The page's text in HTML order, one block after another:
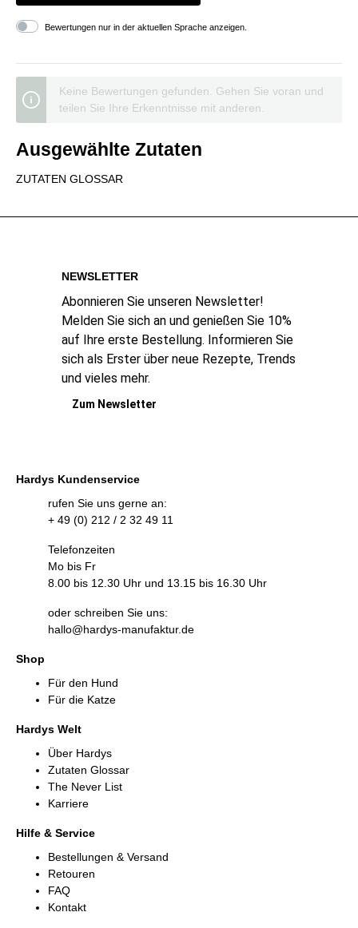
Bewertungen nur in der aktuellen Sprache anzeigen.
Keine Bewertungen gefunden. Gehen Sie voran und
teilen Sie Ihre Erkenntnisse mit anderen.
Ausgewählte Zutaten
ZUTATEN GLOSSAR
NEWSLETTER
Abonnieren Sie unseren Newsletter!
Melden Sie sich an und genießen Sie 10%
auf Ihre erste Bestellung. Informieren Sie
sich als Erster über neue Rezepte, Trends
und vieles mehr.
Zum Newsletter
Hardys Kundenservice
rufen Sie uns gerne an:
+ 49 (0) 212 / 2 32 49 11
Telefonzeiten
Mo bis Fr
8.00 bis 12.30 Uhr und 13.15 bis 16.30 Uhr
oder schreiben Sie uns:
hallo@hardys-manufaktur.de
Shop
Für den Hund
Für die Katze
Hardys Welt
Über Hardys
Zutaten Glossar
The Never List
Karriere
Hilfe & Service
Bestellungen & Versand
Retouren
FAQ
Kontakt